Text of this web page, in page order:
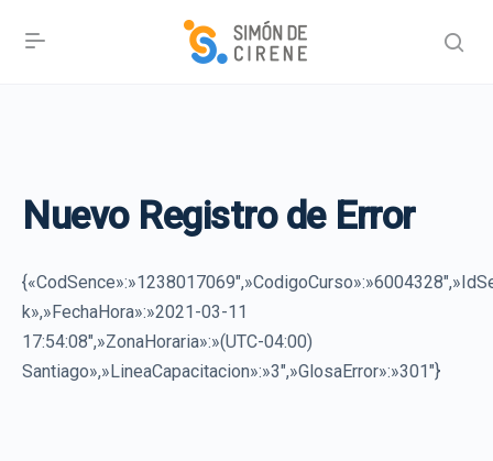
Nuevo Registro de Error
k»,»FechaHora»:»2021-03-11
17:54:08″,»ZonaHoraria»:»(UTC-04:00)
Santiago»,»LineaCapacitacion»:»3″,»GlosaError»:»301″}